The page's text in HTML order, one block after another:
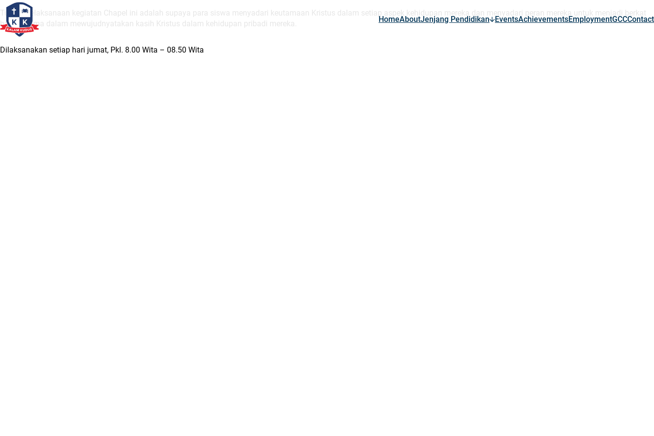
HomeAboutJenjang Pendidikan EventsAchievementsEmploymentGCCContact
Tujuan pelaksanaan kegiatan Chapel ini adalah supaya para siswa menyadari keutamaan Kristus dalam setiap aspek kehidupan mereka dan menyadari peran mereka untuk menjadi berkat
bagi sesama dalam mewujudnyatakan kasih Kristus dalam kehidupan pribadi mereka.
Dilaksanakan setiap hari jumat, Pkl. 8.00 Wita – 08.50 Wita